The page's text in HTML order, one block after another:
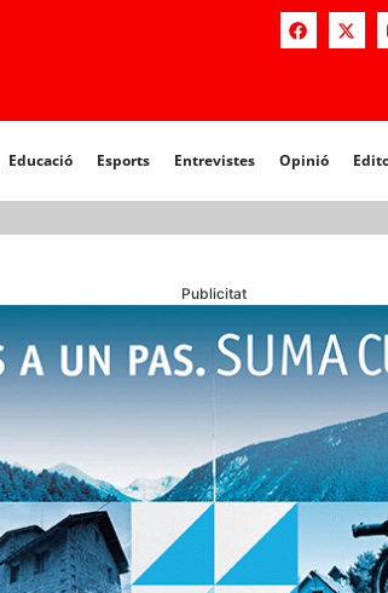
Educació Esports Entrevistes Opinió
Opinió Editorial
Publicitat